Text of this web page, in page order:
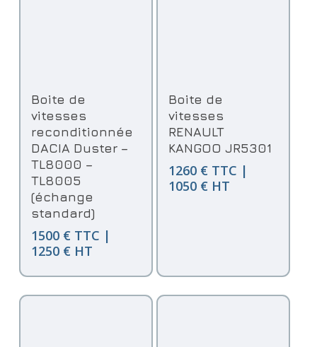
Boite de
vitesses
reconditionnée
DACIA Duster –
TL8000 –
TL8005
(échange
standard)
1500 € TTC |
1250 € HT
Boite de
vitesses
RENAULT
KANGOO JR5301
1260 € TTC |
1050 € HT